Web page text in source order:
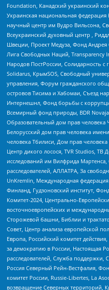
Foundation, Канадский украинский
Украинская национальная
научный центр им Вудро Вильсона,
Всеукраинский духовный центр ,
Швеции, Проект Медуза, Фонд Андрея
Лига Свободных Наций,
Народов ПостРоссии, Солидарность
Solidarus, КрымSOS, Свободный
управления, Форум гражданского
островов Тисима и Хабомаи, Съезд
Интернешнл, Фонд борьбы с
Всемирный фонд природы, BDR Novaja
Образовательный дом прав
Белорусский дом прав человека
человека Тбилиси, Дом прав
Центр дикого лосося, TVR Studios, ТВ
исследований им Вилфрида
расследователей, АЛЛАТРА, За
UnKremlin, Международная
Финланд, Гудзоновский институт,
Комитет-2024, Центрально-
восточноевропейских и
Сторожевой башни, Библии и
Совет, Центр анализа европейской
Европа, Российский комитет
за демократию в России, Настоящая
расследователей, Служба
Россия Северный Рейн-Вестфалия,
комитет России, Russie-Libertes, La
возвращение Северных территорий,